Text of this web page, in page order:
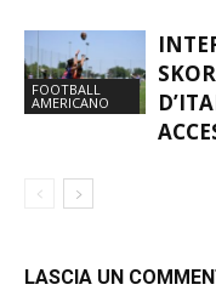
FOOTBALL
AMERICANO
LASCIA UN